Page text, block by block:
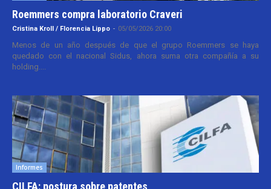
Roemmers compra laboratorio Craveri
Cristina Kroll / Florencia Lippo - 05/05/2026 20:00
Menos de un año después de que el grupo Roemmers se haya
quedado con el nacional Sidus, ahora suma otra compañía a su
holding....
Informes
CILFA: postura sobre patentes